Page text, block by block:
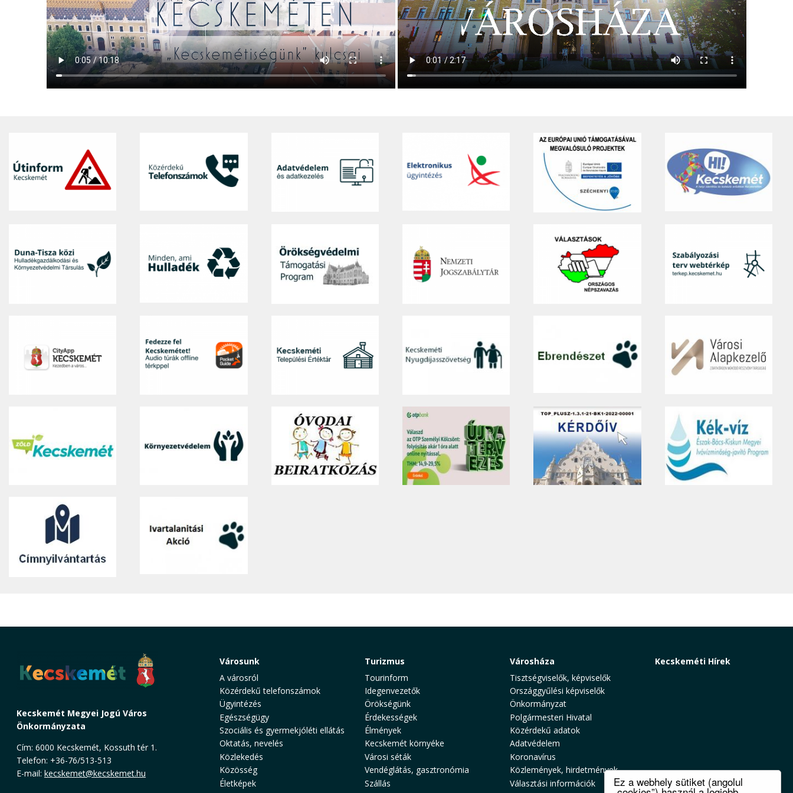
Ez a webhely sütiket (angolul
Kecskemét Megyei Jogú Város
Önkormányzata
Cím: 6000 Kecskemét, Kossuth tér 1.
Telefon: +36-76/513-513
E-mail: kecskemet@kecskemet.hu
Városunk
A városról
Közérdekű telefonszámok
Ügyintézés
Egészségügy
Szociális és gyermekjóléti ellátás
Oktatás, nevelés
Közlekedés
Közösség
Életképek
Turizmus
Tourinform
Idegenvezetők
Örökségünk
Érdekességek
Élmények
Kecskemét környéke
Városi séták
Vendéglátás, gasztronómia
Szállás
Városháza
Tisztségviselők, képviselők
Országgyűlési képviselők
Önkormányzat
Polgármesteri Hivatal
Közérdekű adatok
Adatvédelem
Koronavírus
Közlemények, hirdetmények
Választási információk
Kecskeméti Hírek